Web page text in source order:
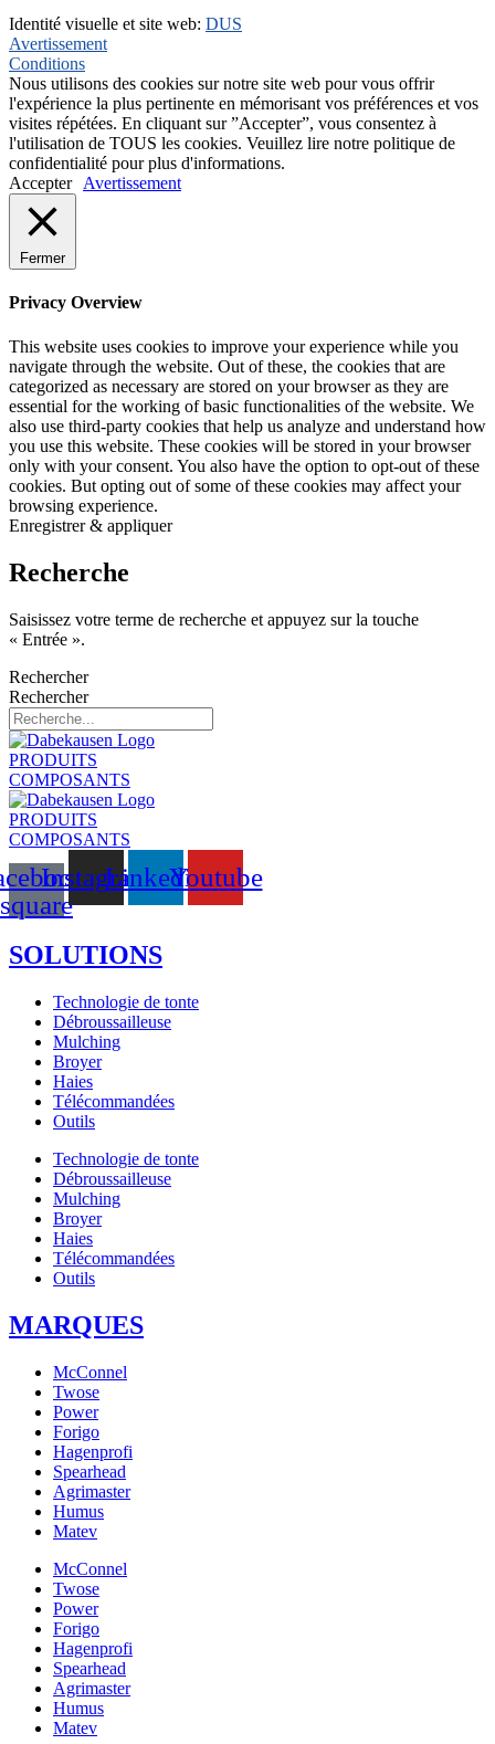
Identité visuelle et site web: DUS
Avertissement
Conditions
Nous utilisons des cookies sur notre site web pour vous offrir
l'expérience la plus pertinente en mémorisant vos préférences et vos
visites répétées. En cliquant sur ”Accepter”, vous consentez à
l'utilisation de TOUS les cookies. Veuillez lire notre politique de
confidentialité pour plus d'informations.
Accepter
Avertissement
Fermer
Privacy Overview
This website uses cookies to improve your experience while you
navigate through the website. Out of these, the cookies that are
categorized as necessary are stored on your browser as they are
essential for the working of basic functionalities of the website. We
also use third-party cookies that help us analyze and understand how
you use this website. These cookies will be stored in your browser
only with your consent. You also have the option to opt-out of these
cookies. But opting out of some of these cookies may affect your
browsing experience.
Enregistrer & appliquer
Recherche
Saisissez votre terme de recherche et appuyez sur la touche
« Entrée ».
Rechercher
Rechercher
PRODUITS
COMPOSANTS
PRODUITS
COMPOSANTS
square
InstagramLinkedinYoutube
SOLUTIONS
Technologie de tonte
Débroussailleuse
Mulching
Broyer
Haies
Télécommandées
Outils
Technologie de tonte
Débroussailleuse
Mulching
Broyer
Haies
Télécommandées
Outils
MARQUES
McConnel
Twose
Power
Forigo
Hagenprofi
Spearhead
Agrimaster
Humus
Matev
McConnel
Twose
Power
Forigo
Hagenprofi
Spearhead
Agrimaster
Humus
Matev